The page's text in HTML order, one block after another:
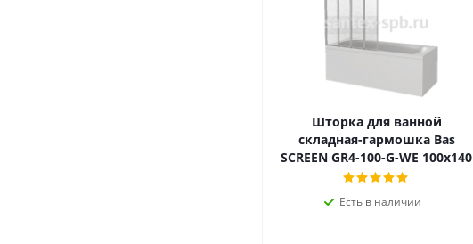
Шторка для ванной
складная-гармошка Bas
SCREEN GR4-100-G-WE 100х140
Есть в наличии